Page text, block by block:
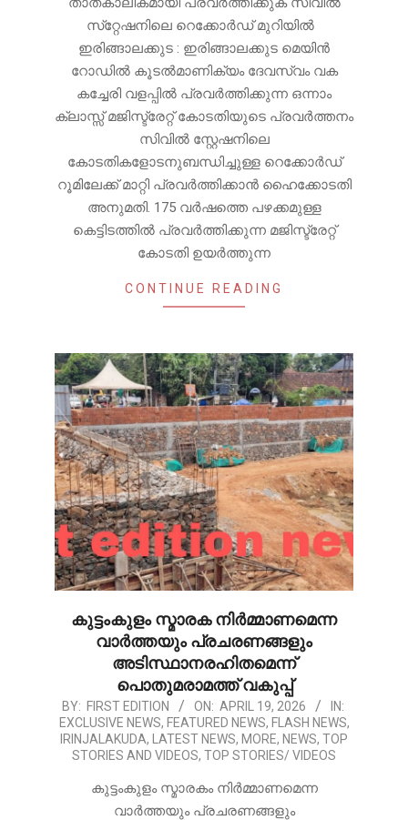
സ്‌റ്റേഷനിലെ റെക്കോർഡ് മുറിയിൽ
ഇരിങ്ങാലക്കുട : ഇരിങ്ങാലക്കുട മെയിൻ
റോഡിൽ കൂടൽമാണിക്യം ദേവസ്വം വക
കച്ചേരി വളപ്പിൽ പ്രവർത്തിക്കുന്ന ഒന്നാം
ക്ലാസ്സ് മജിസ്ട്രേറ്റ് കോടതിയുടെ പ്രവർത്തനം
സിവിൽ സ്റ്റേഷനിലെ
കോടതികളോടനുബന്ധിച്ചുള്ള റെക്കോർഡ്
റൂമിലേക്ക് മാറ്റി പ്രവർത്തിക്കാൻ ഹൈക്കോടതി
അനുമതി. 175 വർഷത്തെ പഴക്കമുള്ള
കെട്ടിടത്തിൽ പ്രവർത്തിക്കുന്ന മജിസ്ട്രേറ്റ്
കോടതി ഉയർത്തുന്ന
CONTINUE READING
കുട്ടംകുളം സ്മാരക നിർമ്മാണമെന്ന
വാർത്തയും പ്രചരണങ്ങളും
അടിസ്ഥാനരഹിതമെന്ന്
പൊതുമരാമത്ത് വകുപ്പ്
2026-
04-
BY: FIRST EDITION ON: APRIL 19, 2026
IN:
EXCLUSIVE NEWS, FEATURED NEWS, FLASH NEWS,
IRINJALAKUDA, LATEST NEWS, MORE, NEWS, TOP
STORIES AND VIDEOS, TOP STORIES/ VIDEOS
കുട്ടംകുളം സ്മാരകം നിർമ്മാണമെന്ന
വാർത്തയും പ്രചരണങ്ങളും